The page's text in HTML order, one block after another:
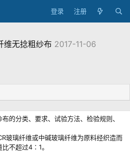
登录 注册
维无捻粗纱布 2017-11-06
的分类、要求、试验方法、检验规则、
玻璃纤维或中碱玻璃纤维为原料经织造而
不超过4∶1。